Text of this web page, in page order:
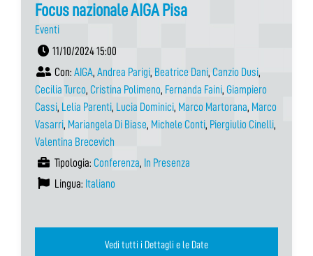
Focus nazionale AIGA Pisa
Eventi
11/10/2024 15:00
Con: AIGA, Andrea Parigi, Beatrice Dani, Canzio Dusi,
Cecilia Turco, Cristina Polimeno, Fernanda Faini, Giampiero
Cassi, Lelia Parenti, Lucia Dominici, Marco Martorana, Marco
Vasarri, Mariangela Di Biase, Michele Conti, Piergiulio Cinelli,
Valentina Brecevich
Tipologia: Conferenza, In Presenza
Lingua: Italiano
Vedi tutti i Dettagli e le Date